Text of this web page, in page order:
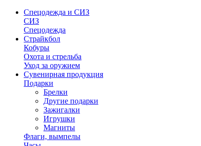
Спецодежда и СИЗ
СИЗ
Спецодежда
Страйкбол
Кобуры
Охота и стрельба
Уход за оружием
Сувенирная продукция
Подарки
Брелки
Другие подарки
Зажигалки
Игрушки
Магниты
Флаги, вымпелы